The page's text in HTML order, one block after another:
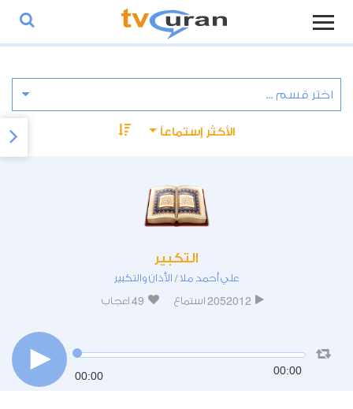
الأكثر إستماعاً
التكبير
علي أحمد ملا / الأذان والتكبير
2052012 استماع 49 اعجاب
00:00 00:00